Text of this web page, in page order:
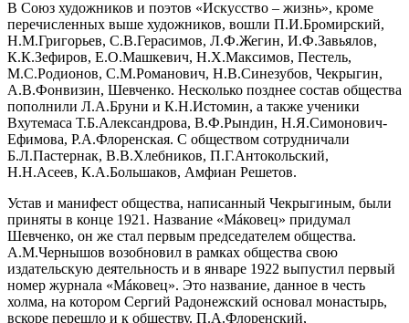
В Союз художников и поэтов «Искусство – жизнь», кроме
перечисленных выше художников, вошли П.И.Бромирский,
Н.М.Григорьев, С.В.Герасимов, Л.Ф.Жегин, И.Ф.Завьялов,
К.К.Зефиров, Е.О.Машкевич, Н.Х.Максимов, Пестель,
М.С.Родионов, С.М.Романович, Н.В.Синезубов, Чекрыгин,
А.В.Фонвизин, Шевченко. Несколько позднее состав общества
пополнили Л.А.Бруни и К.Н.Истомин, а также ученики
Вхутемаса Т.Б.Александрова, В.Ф.Рындин, Н.Я.Симонович-
Ефимова, Р.А.Флоренская. С обществом сотрудничали
Б.Л.Пастернак, В.В.Хлебников, П.Г.Антокольский,
Н.Н.Асеев, К.А.Большаков, Амфиан Решетов.
Устав и манифест общества, написанный Чекрыгиным, были
приняты в конце 1921. Название «Мáковец» придумал
Шевченко, он же стал первым председателем общества.
А.М.Чернышов возобновил в рамках общества свою
издательскую деятельность и в январе 1922 выпустил первый
номер журнала «Мáковец». Это название, данное в честь
холма, на котором Сергий Радонежский основал монастырь,
вскоре перешло и к обществу. П.А.Флоренский,